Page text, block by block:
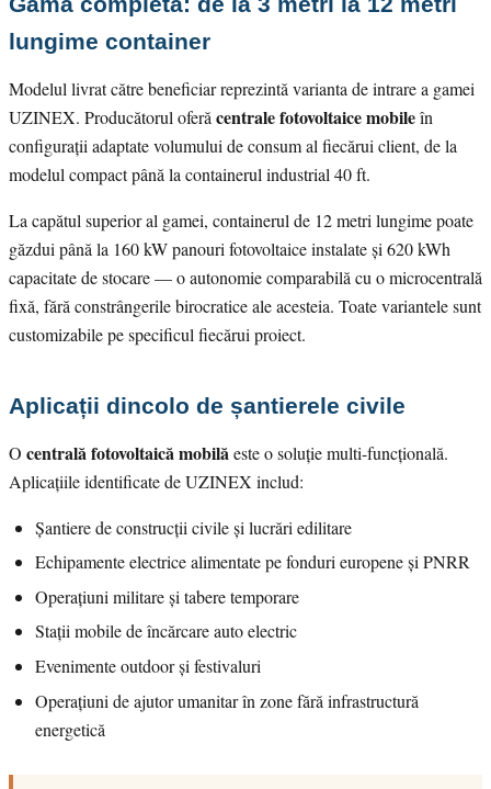
lungime container
Modelul livrat către beneficiar reprezintă varianta de intrare a gamei
UZINEX. Producătorul oferă centrale fotovoltaice mobileîn
configurații adaptate volumului de consum al fiecărui client, de la
modelul compact până la containerul industrial 40 ft.
La capătul superior al gamei, containerul de 12 metri lungime poate
găzdui până la 160 kW panouri fotovoltaice instalate și 620 kWh
capacitate de stocare — o autonomie comparabilă cu o microcentrală
fixă, fără constrângerile birocratice ale acesteia. Toate variantele sunt
customizabile pe specificul fiecărui proiect.
Aplicații dincolo de șantierele civile
O centrală fotovoltaică mobilăeste o soluție multi-funcțională.
Aplicațiile identificate de UZINEX includ:
Șantiere de construcții civile și lucrări edilitare
Echipamente electrice alimentate pe fonduri europene și PNRR
Operațiuni militare și tabere temporare
Stații mobile de încărcare auto electric
Evenimente outdoor și festivaluri
Operațiuni de ajutor umanitar în zone fără infrastructură
energetică